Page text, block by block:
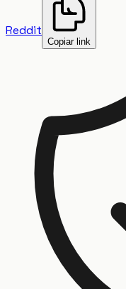
Reddit
Copiar link